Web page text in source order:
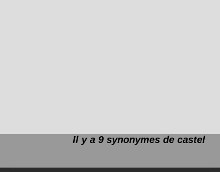
Il y a 9 synonymes de castel